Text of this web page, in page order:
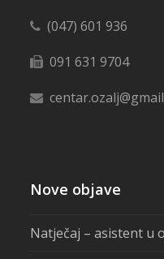
(047) 601 936
091 631 9704
Nove objave
Natječaj – asistent u